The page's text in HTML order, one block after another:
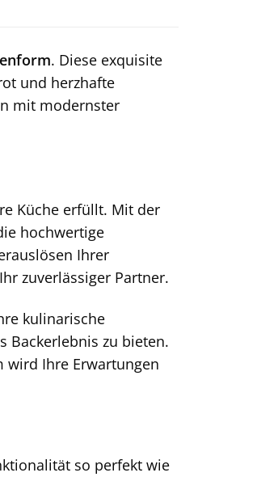
. Diese exquisite
und herzhafte
mit modernster
Küche erfüllt. Mit der
hochwertige
Ihrer
zuverlässiger Partner.
kulinarische
Backerlebnis zu bieten.
wird Ihre Erwartungen
so perfekt wie